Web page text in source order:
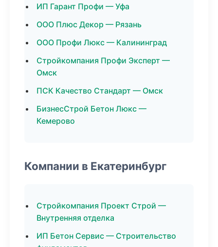
ИП Гарант Профи — Уфа
ООО Плюс Декор — Рязань
ООО Профи Люкс — Калининград
Стройкомпания Профи Эксперт —
Омск
ПСК Качество Стандарт — Омск
БизнесСтрой Бетон Люкс —
Кемерово
Компании в Екатеринбург
Стройкомпания Проект Строй —
Внутренняя отделка
ИП Бетон Сервис — Строительство